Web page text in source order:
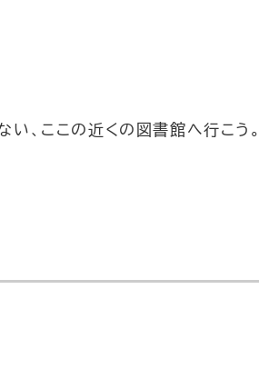
、ここの近くの図書館へ行こう。